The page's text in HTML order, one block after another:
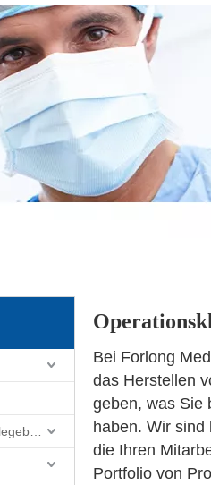
Bei Forlong
das Herstellen
geben, was Sie
haben. Wir
die Ihren
Portfolio von